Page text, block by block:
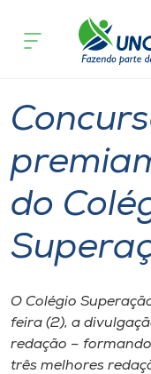
Cursos
Atendimento ao
Portal de Ensino
A
Unoesc
acontece
do
O Colégio
feira (2), a
redação –
três melhores